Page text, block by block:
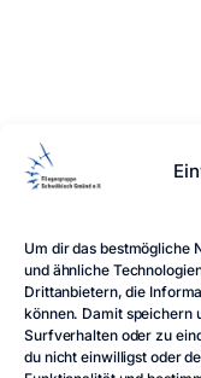
Um dir das bestmögliche
und ähnliche
Drittanbietern, die
können. Damit speichern
Surfverhalten oder zu
du nicht einwilligst oder
Die Fliegergruppe
gemeinnütziger
HomeBlog
RichtlinieIntern
FOLGE UNS